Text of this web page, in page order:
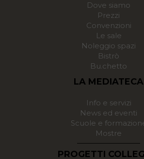
Dove siamo
Prezzi
Convenzioni
Le sale
Noleggio spazi
Bistrò
Bu.chetto
LA MEDIATECA
Info e servizi
News ed eventi
Scuole e
Mostre
PROGETTI